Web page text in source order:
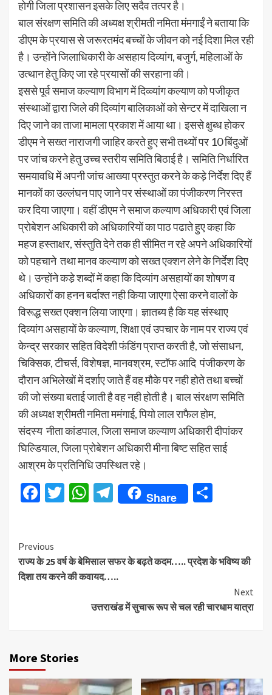
होगी जिला प्रशासन इसके लिए सदैव तत्पर है।
बाल संरक्षण समिति की अध्यक्ष श्रीमती नमिता मंमगाईं ने बताया कि
डीएम के प्रयास से जरूरतमंद बच्चों के जीवन को नई दिशा मिल रही
है। उन्होंने जिलाधिकारी के असहाय दिव्यांग, बजुर्ग, महिलाओं के
उत्थान हेतु किए जा रहे प्रयासों की सरहाना की।
इससे पूर्व समाज कल्याण विभाग में दिव्व्यांग कल्याण को पजीकृत
संस्थाओं द्वारा जिले की दिव्यांग बालिकाओं को सेन्टर में दाखिला न
दिए जाने का ताजा मामला प्रकाश में आया था। इससे क्षुब्ध होकर
डीएम ने सख्त नाराजगी जाहिर करते हुए सभी तथ्यों पर 10 बिंदुओं
पर जांच करने हेतु उच्च स्तरीय समिति बिठाई है। समिति निर्धारित
समयावधि में अपनी जांच आख्या प्रस्तुत करने के कड़े निर्देश दिए हैं
मानकों का उल्लंघन पाए जाने पर संस्थाओं का पंजीकरण निरस्त
कर दिया जाएगा। वहीं डीएम ने समाज कल्याण अधिकारी एवं जिला
प्रोबेशन अधिकारी को अधिकारियों का पाठ पढाते हुए कहा कि
महज हस्ताक्षर, संस्तुति देने तक ही सीमित न रहे अपने अधिकारियों
को पहचाने तथा मानव कल्याण को सख्त एक्शन लेने के निर्देश दिए
थे। उन्होंने कडे़ शब्दों में कहा कि दिव्यांग असहायों का शोषण व
अधिकारों का हनन बर्दाश्त नही किया जाएगा ऐसा करने वालों के
विरूद्ध सख्त एक्शन लिया जाएगा। ज्ञातब्य है कि यह संस्थाए
दिव्यांग असहायों के कल्याण, शिक्षा एवं उपचार के नाम पर राज्य एवं
केन्द्र सरकार सहित विदेशी फंडिंग प्राप्त करती है, जो संसाधन,
चिक्सिक, टीचर्स, विशेषज्ञ, मानवश्रम, स्टॉफ आदि पंजीकरण के
दौरान अभिलेखों में दर्शाए जाते हैं वह मौके पर नही होते तथा बच्चों
की जो संख्या बताई जाती है वह नही होती है। बाल संरक्षण समिति
की अध्यक्ष श्रीमती नमिता ममंगाई, पियो लाल राफैल होम,
संदस्य नीता कांडपाल, जिला समाज कल्याण अधिकारी दीपांकर
घिल्डियाल, जिला प्रोबेशन अधिकारी मीना बिष्ट सहित साई
आश्रम के प्रतिनिधि उपस्थित रहे।
Facebook
TwitterWhatsApp
Telegram
Share
Continue
Reading
Previous
राज्य के 25 वर्ष के बेमिसाल सफर के बढ़ते कदम….. प्रदेश के भविष्य की
दिशा तय करने की कवायद…..
Next
उत्तराखंड में सुचारू रूप से चल रही चारधाम यात्रा
More Stories